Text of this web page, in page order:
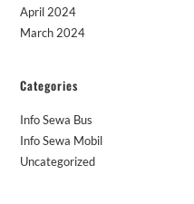
April 2024
March 2024
Categories
Info Sewa Bus
Info Sewa Mobil
Uncategorized